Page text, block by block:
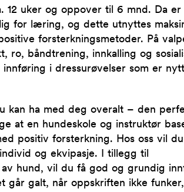
12 uker og oppover til 6 mnd. Da er
for læring, og dette utnyttes
forsterkningsmetoder. På
ro, båndtrening, innkalling og
i dressurøvelser som er
kan ha med deg overalt – den
at en hundeskole og instruktør
positiv forsterkning. Hos oss vil
og ekvipasje. I tillegg til
hund, vil du få god og grundig
går galt, når oppskriften ikke